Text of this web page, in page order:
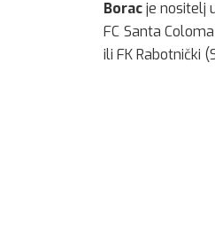
Boracje nositelj
FC Santa
ili FK Rabotnički